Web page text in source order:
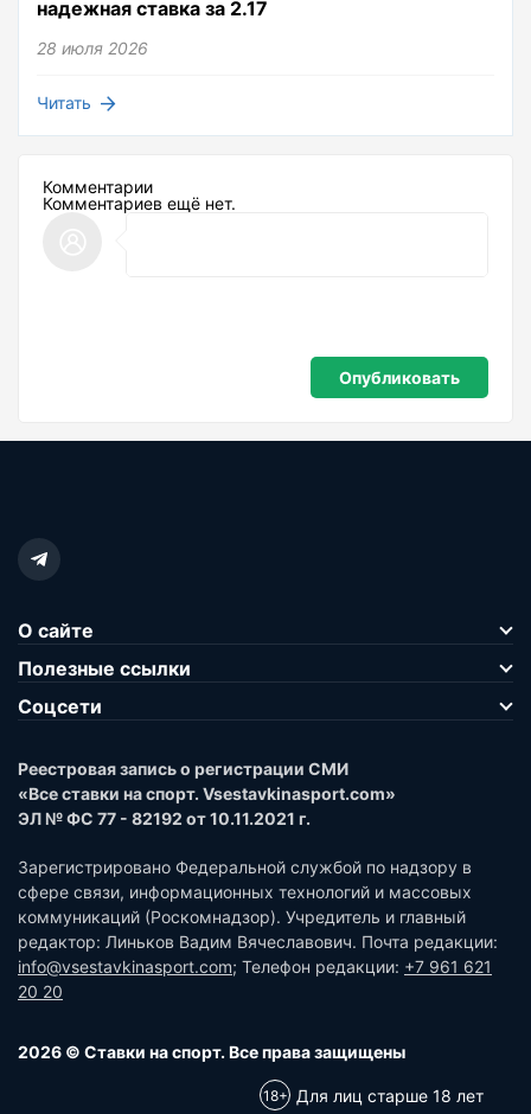
надежная ставка за 2.17
28 июля 2026
Читать
Комментарии
Комментариев ещё нет.
О сайте
Полезные ссылки
Соцсети
Реестровая запись о регистрации СМИ
«Все ставки на спорт. Vsestavkinasport.com»
ЭЛ № ФС 77 - 82192 от 10.11.2021 г.
Зарегистрировано Федеральной службой по надзору в
сфере связи, информационных технологий и массовых
коммуникаций (Роскомнадзор). Учредитель и главный
редактор: Линьков Вадим Вячеславович. Почта редакции:
info@vsestavkinasport.com; Телефон редакции: +7 961 621
20 20
2026 © Ставки на спорт. Все права защищены
Для лиц старше 18 лет